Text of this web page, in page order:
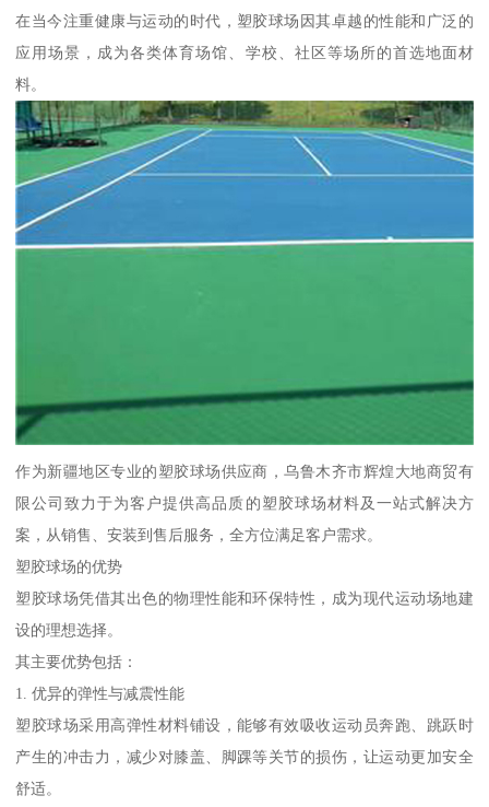
在当今注重健康与运动的时代，塑胶球场因其卓越的性能和广泛的
应用场景，成为各类体育场馆、学校、社区等场所的首选地面材
料。
作为新疆地区专业的塑胶球场供应商，乌鲁木齐市辉煌大地商贸有
限公司致力于为客户提供高品质的塑胶球场材料及一站式解决方
案，从销售、安装到售后服务，全方位满足客户需求。
塑胶球场的优势
塑胶球场凭借其出色的物理性能和环保特性，成为现代运动场地建
设的理想选择。
其主要优势包括：
1. 优异的弹性与减震性能
塑胶球场采用高弹性材料铺设，能够有效吸收运动员奔跑、跳跃时
产生的冲击力，减少对膝盖、脚踝等关节的损伤，让运动更加安全
舒适。